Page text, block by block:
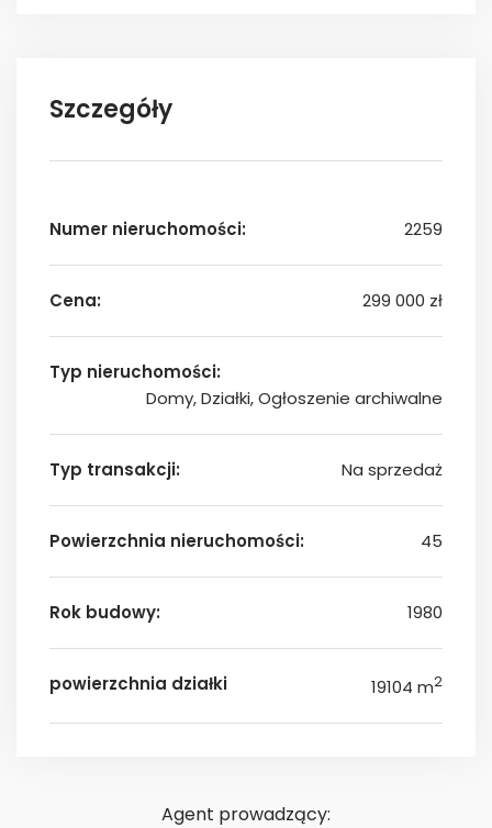
Szczegóły
Numer nieruchomości: 2259
Cena: 299 000 zł
Typ nieruchomości:
Domy, Działki, Ogłoszenie archiwalne
Typ transakcji: Na sprzedaż
Powierzchnia nieruchomości: 45
Rok budowy: 1980
powierzchnia działki 19104 m2
Agent prowadzący: